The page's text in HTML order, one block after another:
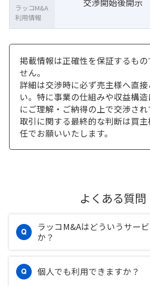
交渉開始後開示
ラッコM&A
利用情報
掲載情報は正確性を保証するも
せん。
詳細は交渉時に必ず売主様へ直
い。特に事業の仕組みや収益構
にご理解・ご納得の上で交渉され
取引に関する最終的な判断は買
任でお願いいたします。
よくある質問
ラッコM&Aはどういうサー
か？
個人でも利用できますか？